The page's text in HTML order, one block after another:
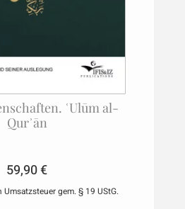
ʿUlūm al-
Qurʾān
59,90€
Umsatzsteuer gem. § 19 UStG.